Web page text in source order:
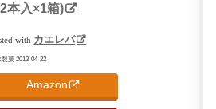
本入×1箱)
with カエレバ
製菓 2013-04-22
Amazon